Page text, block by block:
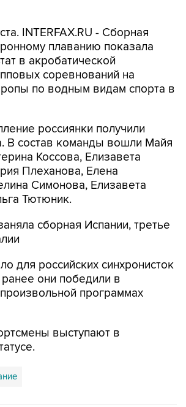
INTERFAX.RU - Сборная
плаванию показала
в акробатической
соревнований на
по водным видам спорта в
россиянки получили
В состав команды вошли Майя
Коссова, Елизавета
Плеханова, Елена
Симонова, Елизавета
Тютюник.
сборная Испании, третье
для российских синхронисток
они победили в
программах
выступают в